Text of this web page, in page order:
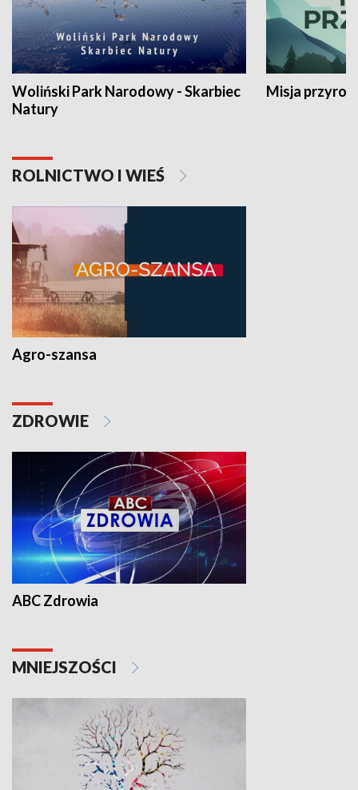
Woliński Park Narodowy - Skarbiec
Natury
Misja
ROLNICTWO I WIEŚ
Agro-szansa
ZDROWIE
ABC Zdrowia
MNIEJSZOŚCI